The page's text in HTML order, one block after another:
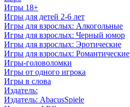
Игры 18+
Игры для детей 2-6 лет
Игры для взрослых: Алкогольные
Игры для взрослых: Черный юмор
Игры для взрослых: Эротические
Игры для взрослых: Романтические
Игры-головоломки
Игры от одного игрока
Игры в слова
Издатель:
Издатель: AbacusSpiele